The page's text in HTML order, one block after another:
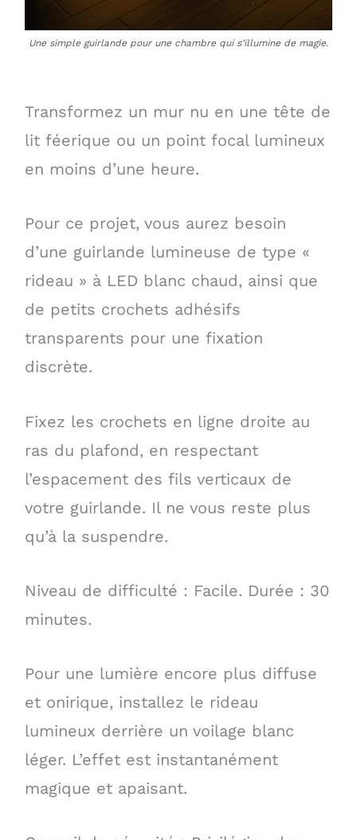
Une simple guirlande pour une chambre qui s’illumine de magie.
Transformez un mur nu en une tête de
lit féerique ou un point focal lumineux
en moins d’une heure.
Pour ce projet, vous aurez besoin
d’une guirlande lumineuse de type «
rideau » à LED blanc chaud, ainsi que
de petits crochets adhésifs
transparents pour une fixation
discrète.
Fixez les crochets en ligne droite au
ras du plafond, en respectant
l’espacement des fils verticaux de
votre guirlande. Il ne vous reste plus
qu’à la suspendre.
Niveau de difficulté : Facile. Durée : 30
minutes.
Pour une lumière encore plus diffuse
et onirique, installez le rideau
lumineux derrière un voilage blanc
léger. L’effet est instantanément
magique et apaisant.